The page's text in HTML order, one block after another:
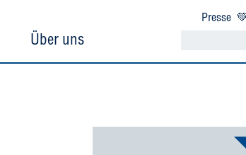
Über uns
Presse